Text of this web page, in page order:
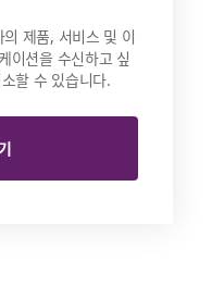
제품, 서비스 및 이
이션을 수신하고 싶
할 수 있습니다.